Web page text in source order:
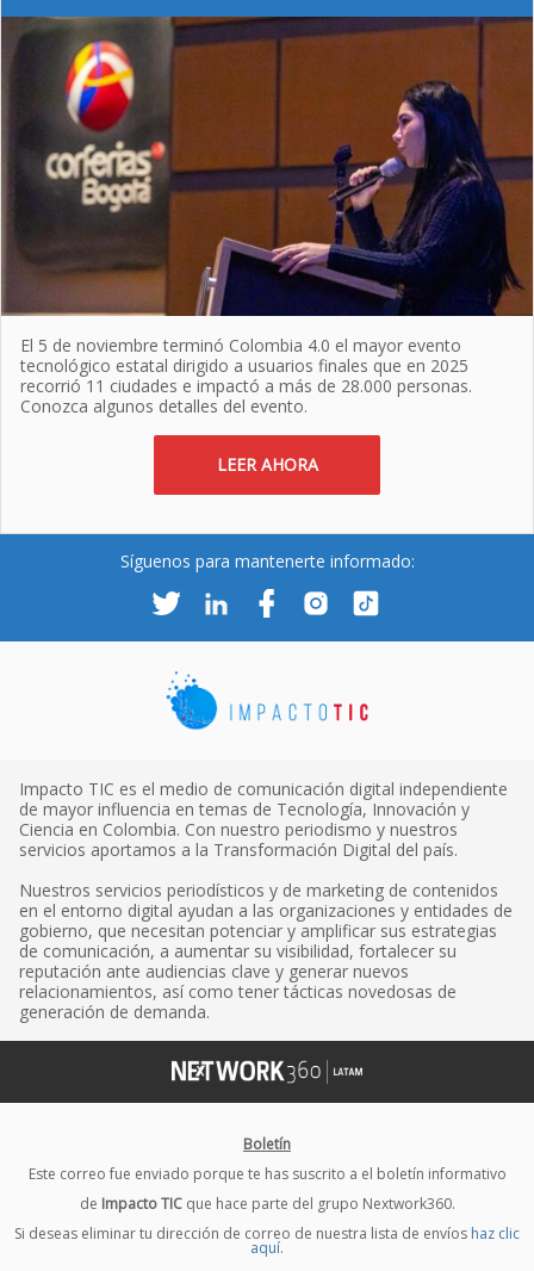
El 5 de noviembre terminó Colombia 4.0 el mayor evento
tecnológico estatal dirigido a usuarios finales que en 2025
recorrió 11 ciudades e impactó a más de 28.000 personas.
Conozca algunos detalles del evento.
LEER AHORA
Síguenos para mantenerte informado:
Impacto TIC es el medio de comunicación digital independiente
de mayor influencia en temas de Tecnología, Innovación y
Ciencia en Colombia. Con nuestro periodismo y nuestros
servicios aportamos a la Transformación Digital del país.
Nuestros servicios periodísticos y de marketing de contenidos
en el entorno digital ayudan a las organizaciones y entidades de
gobierno, que necesitan potenciar y amplificar sus estrategias
de comunicación, a aumentar su visibilidad, fortalecer su
reputación ante audiencias clave y generar nuevos
relacionamientos, así como tener tácticas novedosas de
generación de demanda.
Boletín
Este correo fue enviado porque te has suscrito a el boletín informativo
de Impacto TICque hace parte del grupo Nextwork360.
Si deseas eliminar tu dirección de correo de nuestra lista de envíos haz clic
aquí.